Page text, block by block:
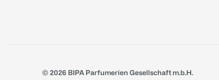
© 2026 BIPA Parfumerien Gesellschaft m.b.H.